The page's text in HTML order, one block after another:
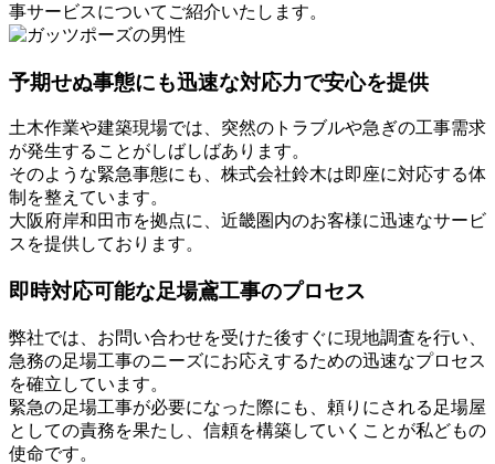
事サービスについてご紹介いたします。
予期せぬ事態にも迅速な対応力で安心を提供
土木作業や建築現場では、突然のトラブルや急ぎの工事需求
が発生することがしばしばあります。
そのような緊急事態にも、株式会社鈴木は即座に対応する体
制を整えています。
大阪府岸和田市を拠点に、近畿圏内のお客様に迅速なサービ
スを提供しております。
即時対応可能な足場鳶工事のプロセス
弊社では、お問い合わせを受けた後すぐに現地調査を行い、
急務の足場工事のニーズにお応えするための迅速なプロセス
を確立しています。
緊急の足場工事が必要になった際にも、頼りにされる足場屋
としての責務を果たし、信頼を構築していくことが私どもの
使命です。